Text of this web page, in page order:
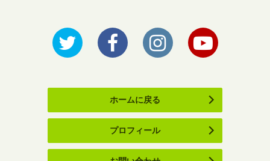
ホームに戻る
プロフィール